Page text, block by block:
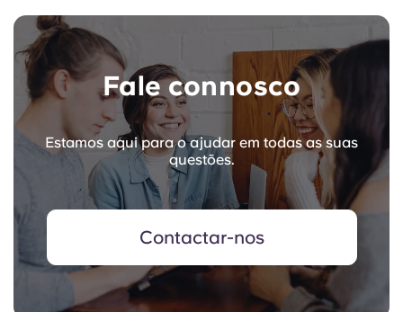
Fale connosco
Estamos aqui para o ajudar em todas as suas
questões.
Contactar-nos